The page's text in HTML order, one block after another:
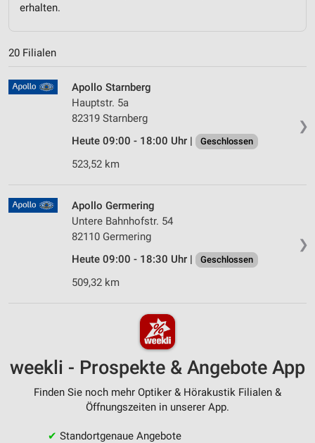
erhalten.
20 Filialen
❯
Apollo Starnberg
Hauptstr. 5a
82319 Starnberg
Heute 09:00 - 18:00 Uhr |
Geschlossen
523,52 km
❯
Apollo Germering
Untere Bahnhofstr. 54
82110 Germering
Heute 09:00 - 18:30 Uhr |
Geschlossen
509,32 km
weekli - Prospekte & Angebote App
Finden Sie noch mehr Optiker & Hörakustik Filialen &
Öffnungszeiten in unserer App.
✔ Standortgenaue Angebote